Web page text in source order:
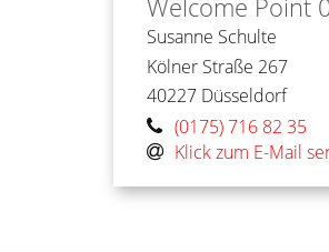
Welcome Point
Susanne Schulte
Kölner Straße 267
40227 Düsseldorf
(0175) 716 82 35
Klick zum E-Mail